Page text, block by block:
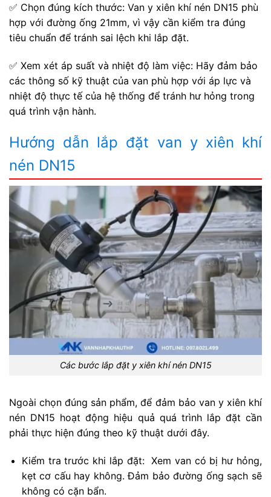
✅ Chọn đúng kích thước: Van y xiên khí nén DN15 phù
hợp với đường ống 21mm, vì vậy cần kiểm tra đúng
tiêu chuẩn để tránh sai lệch khi lắp đặt.
✅ Xem xét áp suất và nhiệt độ làm việc: Hãy đảm bảo
các thông số kỹ thuật của van phù hợp với áp lực và
nhiệt độ thực tế của hệ thống để tránh hư hỏng trong
quá trình vận hành.
Hướng dẫn lắp đặt van y xiên khí
nén DN15
Các bước lắp đặt y xiên khí nén DN15
Ngoài chọn đúng sản phẩm, để đảm bảo van y xiên khí
nén DN15 hoạt động hiệu quả quá trình lắp đặt cần
phải thực hiện đúng theo kỹ thuật dưới đây.
Kiểm tra trước khi lắp đặt: Xem van có bị hư hỏng,
kẹt cơ cấu hay không. Đảm bảo đường ống sạch sẽ
không có cặn bẩn.